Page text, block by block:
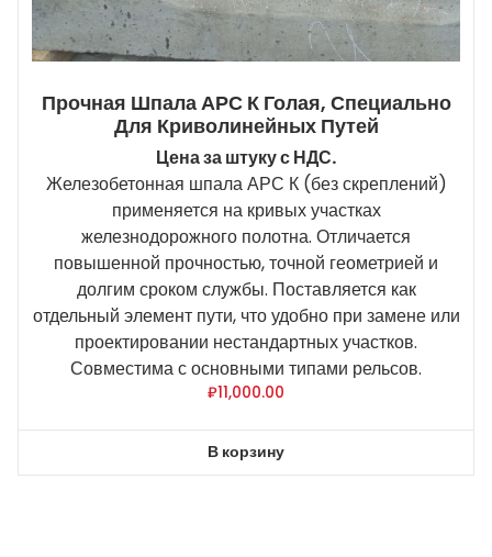
Прочная Шпала АРС К Голая, Специально
Для Криволинейных Путей
Цена за штуку с НДС.
Железобетонная шпала АРС К (без скреплений)
применяется на кривых участках
железнодорожного полотна. Отличается
повышенной прочностью, точной геометрией и
долгим сроком службы. Поставляется как
отдельный элемент пути, что удобно при замене или
проектировании нестандартных участков.
Совместима с основными типами рельсов.
₽11,000.00
В корзину